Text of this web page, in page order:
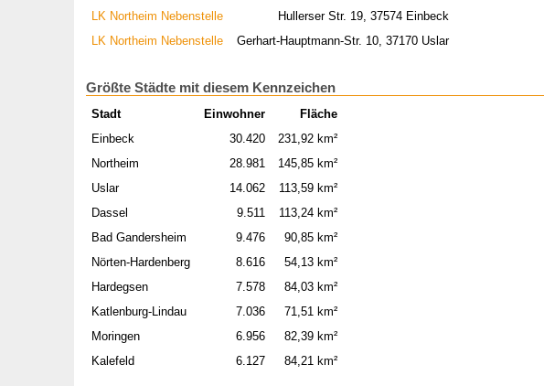
LK Northeim Nebenstelle
Hullerser Str. 19, 37574 Einbeck
LK Northeim Nebenstelle
Gerhart-Hauptmann-Str. 10, 37170 Uslar
Größte Städte mit diesem Kennzeichen
Stadt Einwohner
Fläche
Einbeck
30.420
231,92 km²
Northeim
28.981
145,85 km²
Uslar
14.062
113,59 km²
Dassel
9.511
113,24 km²
Bad Gandersheim
9.476
90,85 km²
Nörten-Hardenberg
8.616
54,13 km²
Hardegsen
7.578
84,03 km²
Katlenburg-Lindau
7.036
71,51 km²
Moringen
6.956
82,39 km²
Kalefeld
6.127 84,21 km²